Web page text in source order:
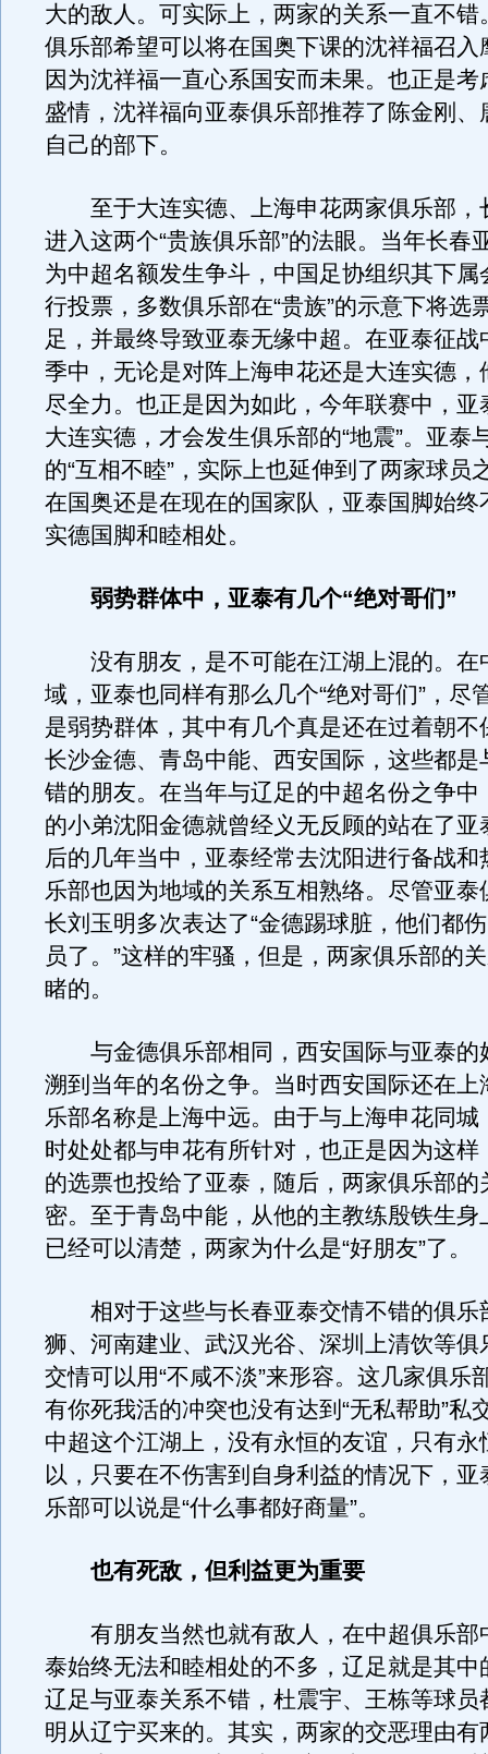
大的敌人。可实际上，两家的关系一直不错
俱乐部希望可以将在国奥下课的沈祥福召入
因为沈祥福一直心系国安而未果。也正是考
盛情，沈祥福向亚泰俱乐部推荐了陈金刚、
自己的部下。
至于大连实德、上海申花两家俱乐部，
进入这两个“贵族俱乐部”的法眼。当年长春
为中超名额发生争斗，中国足协组织其下属
行投票，多数俱乐部在“贵族”的示意下将选
足，并最终导致亚泰无缘中超。在亚泰征战
季中，无论是对阵上海申花还是大连实德，
尽全力。也正是因为如此，今年联赛中，亚
大连实德，才会发生俱乐部的“地震”。亚泰
的“互相不睦”，实际上也延伸到了两家球员
在国奥还是在现在的国家队，亚泰国脚始终
实德国脚和睦相处。
弱势群体中，亚泰有几个“绝对哥们”
没有朋友，是不可能在江湖上混的。在
域，亚泰也同样有那么几个“绝对哥们”，尽
是弱势群体，其中有几个真是还在过着朝不
长沙金德、青岛中能、西安国际，这些都是
错的朋友。在当年与辽足的中超名份之争中
的小弟沈阳金德就曾经义无反顾的站在了亚
后的几年当中，亚泰经常去沈阳进行备战和
乐部也因为地域的关系互相熟络。尽管亚泰
长刘玉明多次表达了“金德踢球脏，他们都
员了。”这样的牢骚，但是，两家俱乐部的
睹的。
与金德俱乐部相同，西安国际与亚泰的
溯到当年的名份之争。当时西安国际还在上
乐部名称是上海中远。由于与上海申花同城
时处处都与申花有所针对，也正是因为这样
的选票也投给了亚泰，随后，两家俱乐部的
密。至于青岛中能，从他的主教练殷铁生身
已经可以清楚，两家为什么是“好朋友”了。
相对于这些与长春亚泰交情不错的俱乐
狮、河南建业、武汉光谷、深圳上清饮等俱
交情可以用“不咸不淡”来形容。这几家俱乐
有你死我活的冲突也没有达到“无私帮助”私
中超这个江湖上，没有永恒的友谊，只有永
以，只要在不伤害到自身利益的情况下，亚
乐部可以说是“什么事都好商量”。
也有死敌，但利益更为重要
有朋友当然也就有敌人，在中超俱乐部
泰始终无法和睦相处的不多，辽足就是其中
辽足与亚泰关系不错，杜震宇、王栋等球员
明从辽宁买来的。其实，两家的交恶理由有